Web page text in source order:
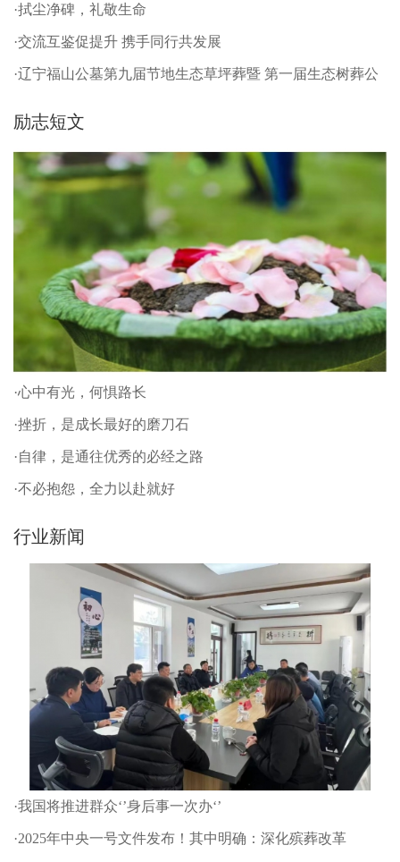
·拭尘净碑，礼敬生命
·交流互鉴促提升 携手同行共发展
·辽宁福山公墓第九届节地生态草坪葬暨 第一届生态树葬公
励志短文
·心中有光，何惧路长
·挫折，是成长最好的磨刀石
·自律，是通往优秀的必经之路
·不必抱怨，全力以赴就好
行业新闻
·我国将推进群众‘’身后事一次办‘’
·2025年中央一号文件发布！其中明确：深化殡葬改革